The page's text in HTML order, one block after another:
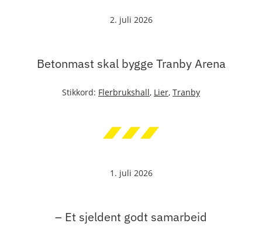
2. juli 2026
Betonmast skal bygge Tranby Arena
Stikkord: Flerbrukshall, Lier, Tranby
1. juli 2026
– Et sjeldent godt samarbeid